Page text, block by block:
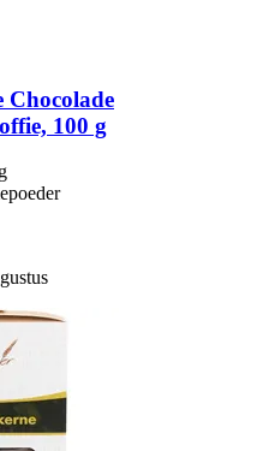
Chocolade
100 g